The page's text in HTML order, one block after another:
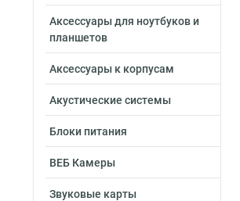
Аксессуары для ноутбуков и
планшетов
Аксессуары к корпусам
Акустические системы
Блоки питания
ВЕБ Камеры
Звуковые карты